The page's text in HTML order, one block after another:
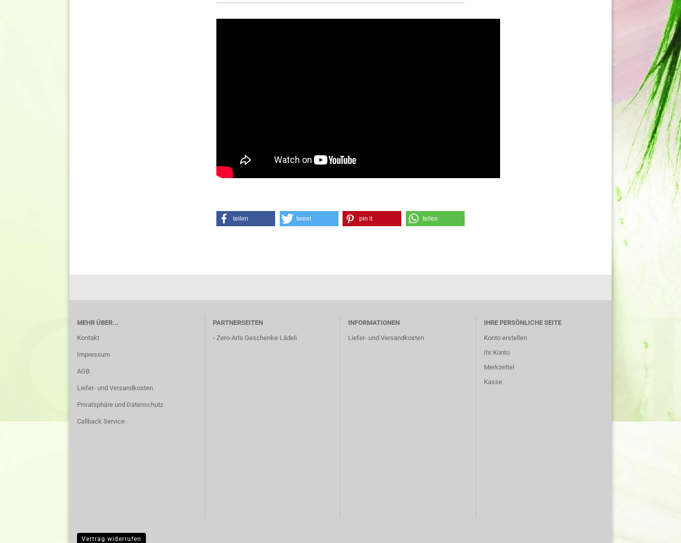
teilen tweet pin it teilen
MEHR ÜBER...
Kontakt
Impressum
AGB
Liefer- und Versandkosten
Privatsphäre und Datenschutz
Callback Service
PARTNERSEITEN
- Zero-Arts Geschenke-Lädeli
INFORMATIONEN
Liefer- und Versandkosten
IHRE PERSÖNLICHE SEITE
Konto erstellen
Ihr Konto
Merkzettel
Kasse
Vertrag widerrufen